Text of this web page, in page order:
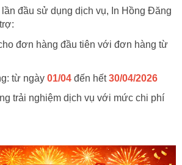
đầu sử dụng dịch vụ, In Hồng Đăng
đơn hàng đầu tiên với đơn hàng từ
từ ngày 01/04 đến hết30/04/2026
trải nghiệm dịch vụ với mức chi phí